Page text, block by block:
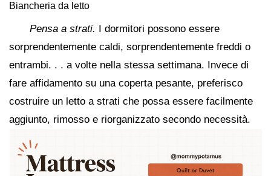
Biancheria da letto
Pensa a strati.
I dormitori possono essere
sorprendentemente caldi, sorprendentemente freddi o
entrambi. . . a volte nella stessa settimana. Invece di
fare affidamento su una coperta pesante, preferisco
costruire un letto a strati che possa essere facilmente
aggiunto, rimosso e riorganizzato secondo necessità.